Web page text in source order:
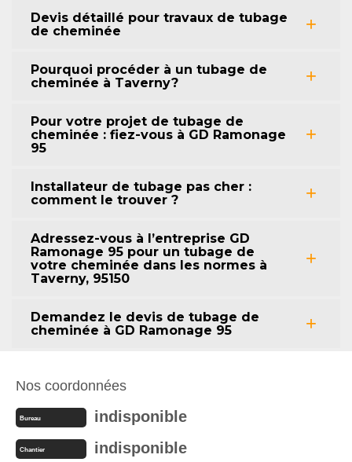
Devis détaillé pour travaux de tubage
de cheminée
Pourquoi procéder à un tubage de
cheminée à Taverny?
Pour votre projet de tubage de
cheminée : fiez-vous à GD Ramonage
95
Installateur de tubage pas cher :
comment le trouver ?
Adressez-vous à l’entreprise GD
Ramonage 95 pour un tubage de
votre cheminée dans les normes à
Taverny, 95150
Demandez le devis de tubage de
cheminée à GD Ramonage 95
Nos coordonnées
Bureau indisponible
Chantier indisponible